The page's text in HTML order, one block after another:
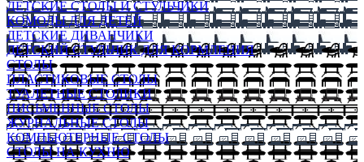
ДЕТСКИЕ СТОЛЫ И СТУЛЬЧИКИ
КОМОДЫ ДЛЯ ДЕТЕЙ
ДЕТСКИЕ ДИВАНЧИКИ
ДЕТСКИЙ СТУЛЬЧИК ДЛЯ КОРМЛЕНИЯ
СТОЛЫ
ПЛАСТИКОВЫЕ СТОЛЫ
ТУАЛЕТНЫЕ СТОЛИКИ
ПИСЬМЕННЫЕ СТОЛЫ
ЖУРНАЛЬНЫЕ СТОЛЫ
КОМПЬЮТЕРНЫЕ СТОЛЫ
СТОЛЫ НА КУХНЮ